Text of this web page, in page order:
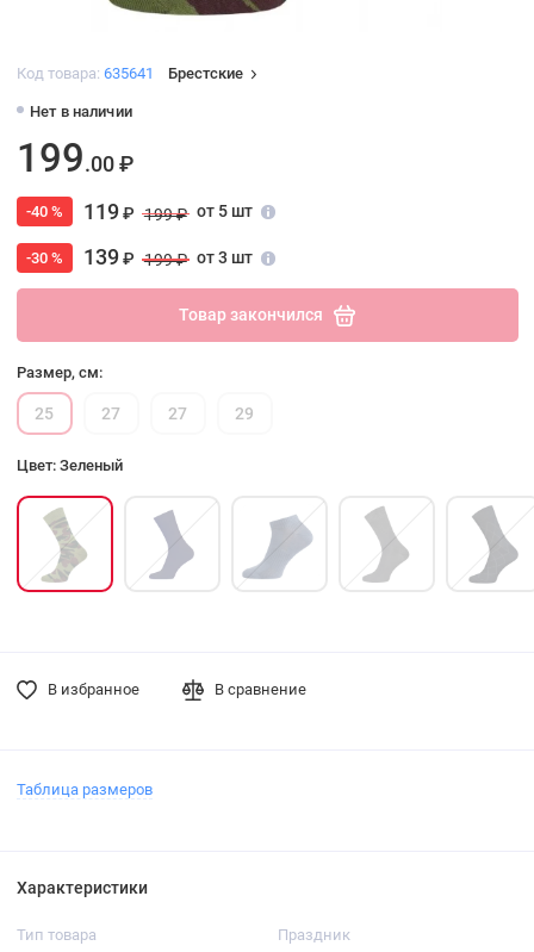
Код товара: 635641 Брестские
Нет в наличии
199.00 ₽
-40 % 119₽ 199 ₽ от 5 шт
-30 % 139₽ 199 ₽ от 3 шт
Товар закончился
Размер, см:
25 27 27 29
Цвет: Зеленый
В избранное В сравнение
Таблица размеров
Характеристики
Тип товара Праздник